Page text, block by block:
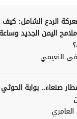
الردع الشامل:
اليمن الجديد
النعيمي
صنعاء.. بوابة